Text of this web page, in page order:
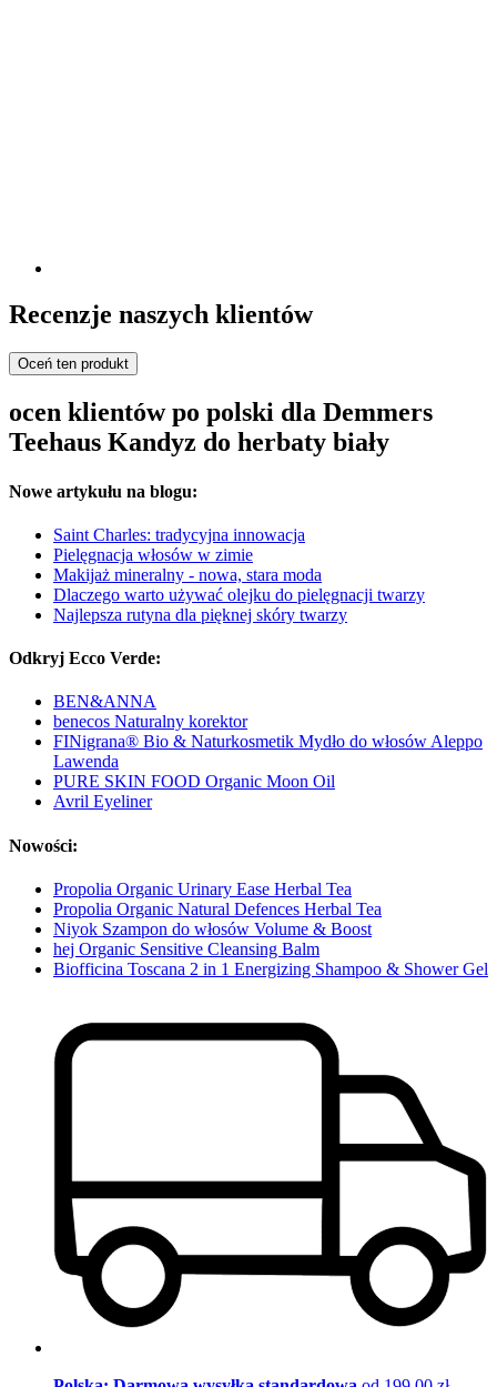
Recenzje naszych klientów
Oceń ten produkt
ocen klientów po polski dla Demmers
Teehaus Kandyz do herbaty biały
Nowe artykułu na blogu:
Saint Charles: tradycyjna innowacja
Pielęgnacja włosów w zimie
Makijaż mineralny - nowa, stara moda
Dlaczego warto używać olejku do pielęgnacji twarzy
Najlepsza rutyna dla pięknej skóry twarzy
Odkryj Ecco Verde:
BEN&ANNA
benecos Naturalny korektor
FINigrana® Bio & Naturkosmetik Mydło do włosów Aleppo
Lawenda
PURE SKIN FOOD Organic Moon Oil
Avril Eyeliner
Nowości:
Propolia Organic Urinary Ease Herbal Tea
Propolia Organic Natural Defences Herbal Tea
Niyok Szampon do włosów Volume & Boost
hej Organic Sensitive Cleansing Balm
Biofficina Toscana 2 in 1 Energizing Shampoo & Shower Gel